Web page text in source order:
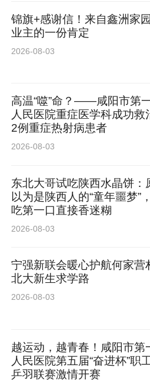
锦旗+感谢信！来自鑫洲家园
业主的一份肯定
2026-08-03
高温“噬”命？——咸阳市第
人民医院重症医学科成功救
2例重症热射病患者
2026-08-03
东北大哥试吃陕西水晶饼：
以为是陕西人的“童年噩梦”，
吃第一口直接香迷糊
2026-08-03
宁强新联会暖心护航何家营
北大新生求学路
2026-08-03
越运动，越青春！咸阳市第
人民医院第五届“奋进杯”职
乒羽联赛激情开赛